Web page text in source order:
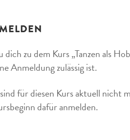
zu dem Kurs „Tanzen als
Anmeldung zulässig ist.
für diesen Kurs aktuell
dafür anmelden.